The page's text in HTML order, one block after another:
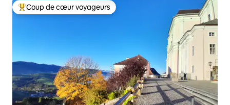
Coups de cœur voyageurs les plus appréciés
Coup de cœur voyageurs